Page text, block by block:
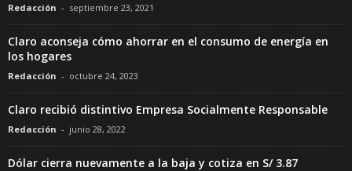
Redacción - septiembre 23, 2021
Claro aconseja cómo ahorrar en el consumo de energía en
los hogares
Redacción - octubre 24, 2023
Claro recibió distintivo Empresa Socialmente Responsable
Redacción - junio 28, 2022
Dólar cierra nuevamente a la baja y cotiza en S/ 3.87